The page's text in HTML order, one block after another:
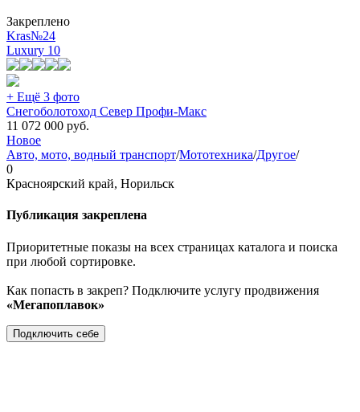
Закреплено
Kras№24
Luxury 10
+ Ещё 3 фото
Снегоболотоход Север Профи-Макс
11 072 000 руб.
Новое
Авто, мото, водный транспорт/Мототехника/Другое/
0
Красноярский край, Норильск
Публикация закреплена
Приоритетные показы на всех страницах каталога и поиска
при любой сортировке.
Как попасть в закреп? Подключите услугу продвижения
«Мегапоплавок»
Подключить себе